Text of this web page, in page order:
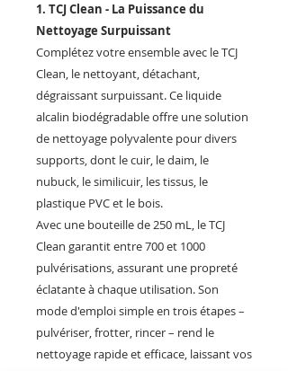
1. TCJ Clean - La Puissance du
Nettoyage Surpuissant
Complétez votre ensemble avec le TCJ
Clean, le nettoyant, détachant,
dégraissant surpuissant. Ce liquide
alcalin biodégradable offre une solution
de nettoyage polyvalente pour divers
supports, dont le cuir, le daim, le
nubuck, le similicuir, les tissus, le
plastique PVC et le bois.
Avec une bouteille de 250 mL, le TCJ
Clean garantit entre 700 et 1000
pulvérisations, assurant une propreté
éclatante à chaque utilisation. Son
mode d'emploi simple en trois étapes –
pulvériser, frotter, rincer – rend le
nettoyage rapide et efficace, laissant vos